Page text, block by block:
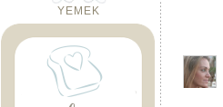
YEMEK